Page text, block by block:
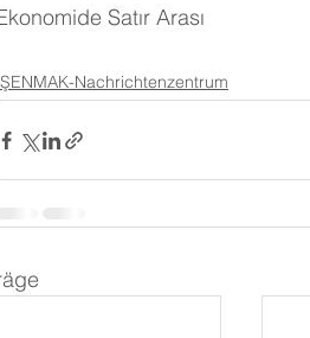
Satır Arası
ŞENMAK-Nachrichtenzentrum